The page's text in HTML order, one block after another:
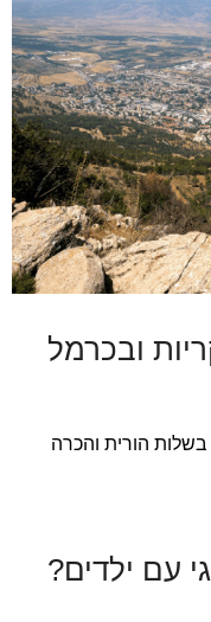
ובכרמל
בשלות הורית והכרה
עם ילדים?